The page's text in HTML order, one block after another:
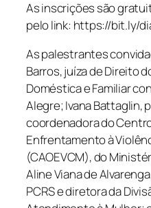
As inscrições são
pelo link: https://bit.ly/
As palestrantes
Barros, juíza de Direito
Doméstica e Familiar
Alegre; Ivana Battaglin,
coordenadora do
Enfrentamento à
(CAOEVCM), do
Aline Viana de
PCRS e diretora da